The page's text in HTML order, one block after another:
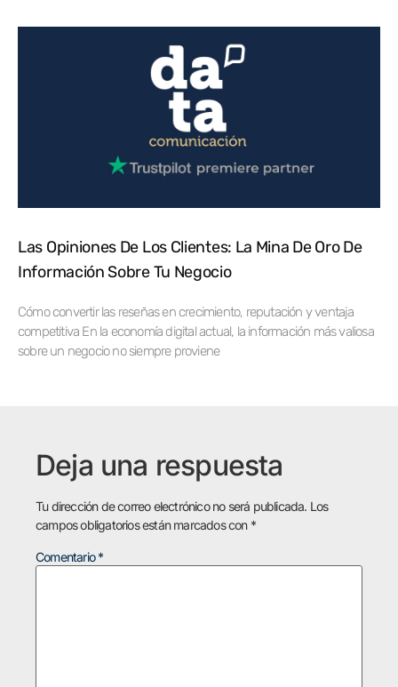
Las Opiniones De Los Clientes: La Mina De Oro De
Información Sobre Tu Negocio
Cómo convertir las reseñas en crecimiento, reputación y ventaja
competitiva En la economía digital actual, la información más valiosa
sobre un negocio no siempre proviene
Deja una respuesta
Tu dirección de correo electrónico no será publicada. Los
campos obligatorios están marcados con *
Comentario*